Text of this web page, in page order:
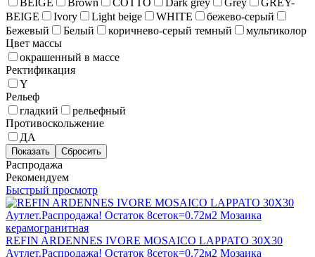
BEIGE
Ivory Light beige WHITE
бежево-серый
Бежевый
Белый коричнево-серый темный
мультиколор
Цвет массы
окрашенный в массе
Ректификация
Y
Рельеф
гладкий
рельефный
Противоскольжение
ДА
Распродажа
Рекомендуем
Быстрый просмотр
REFIN ARDENNES IVORE MOSAICO LAPPATO 30X30
Аутлет.Распродажа! Остаток 8сеток=0.72м2 Мозаика